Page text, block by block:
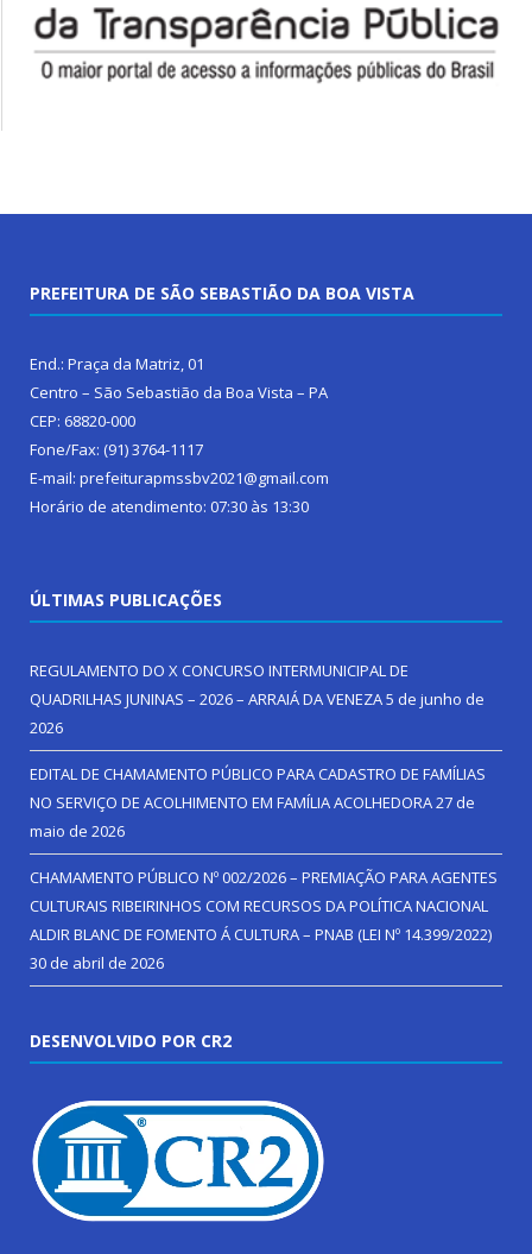
PREFEITURA DE SÃO SEBASTIÃO DA BOA VISTA
End.: Praça da Matriz, 01
Centro – São Sebastião da Boa Vista – PA
CEP: 68820-000
Fone/Fax: (91) 3764-1117
E-mail: prefeiturapmssbv2021@gmail.com
Horário de atendimento: 07:30 às 13:30
ÚLTIMAS PUBLICAÇÕES
REGULAMENTO DO X CONCURSO INTERMUNICIPAL DE
QUADRILHAS JUNINAS – 2026 – ARRAIÁ DA VENEZA5 de junho de
2026
EDITAL DE CHAMAMENTO PÚBLICO PARA CADASTRO DE FAMÍLIAS
NO SERVIÇO DE ACOLHIMENTO EM FAMÍLIA ACOLHEDORA27 de
maio de 2026
CHAMAMENTO PÚBLICO Nº 002/2026 – PREMIAÇÃO PARA AGENTES
CULTURAIS RIBEIRINHOS COM RECURSOS DA POLÍTICA NACIONAL
ALDIR BLANC DE FOMENTO Á CULTURA – PNAB (LEI Nº 14.399/2022)
30 de abril de 2026
DESENVOLVIDO POR CR2